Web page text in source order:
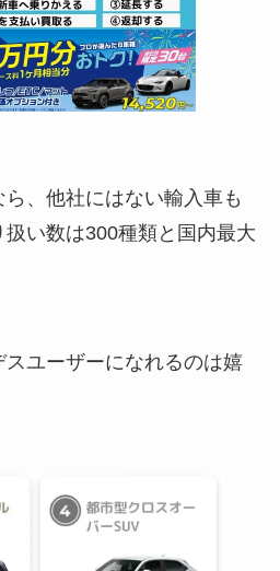
、他社にはない輸入車も
い数は300種類と国内最大
ユーザーになれるのは嬉